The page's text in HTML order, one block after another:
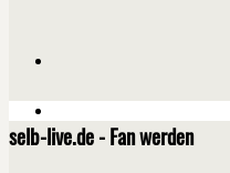
selb-live.de - Fan werden